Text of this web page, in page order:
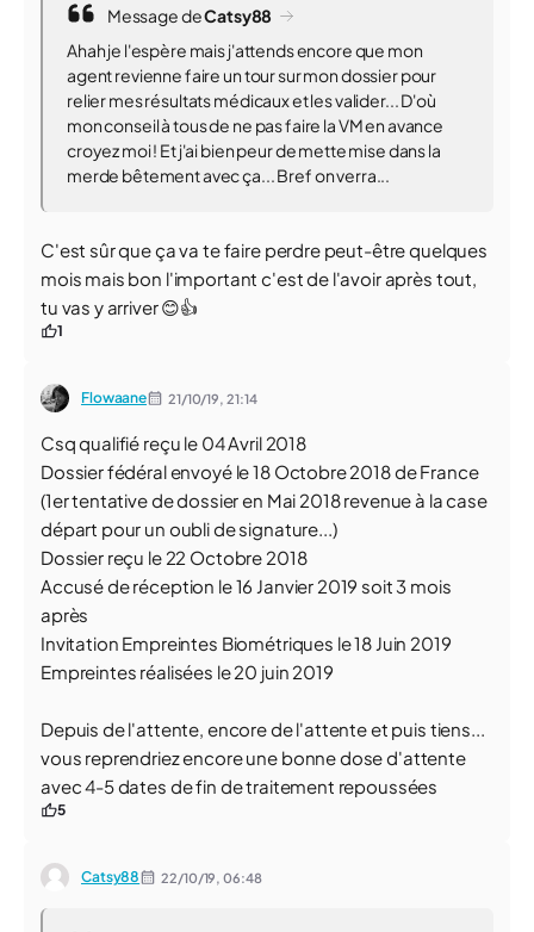
Message deCatsy88
Ahah je l'espère mais j'attends encore que mon
agent revienne faire un tour sur mon dossier pour
relier mes résultats médicaux et les valider... D'où
mon conseil à tous de ne pas faire la VM en avance
croyez moi ! Et j'ai bien peur de mette mise dans la
merde bêtement avec ça... Bref on verra...
C'est sûr que ça va te faire perdre peut-être quelques
mois mais bon l'important c'est de l'avoir après tout,
tu vas y arriver 😊👍
1
Flowaane 21/10/19, 21:14
Csq qualifié reçu le 04 Avril 2018
Dossier fédéral envoyé le 18 Octobre 2018 de France
(1er tentative de dossier en Mai 2018 revenue à la case
départ pour un oubli de signature...)
Dossier reçu le 22 Octobre 2018
Accusé de réception le 16 Janvier 2019 soit 3 mois
après
Invitation Empreintes Biométriques le 18 Juin 2019
Empreintes réalisées le 20 juin 2019
Depuis de l'attente, encore de l'attente et puis tiens...
vous reprendriez encore une bonne dose d'attente
avec 4-5 dates de fin de traitement repoussées
5
Catsy88 22/10/19,06:48